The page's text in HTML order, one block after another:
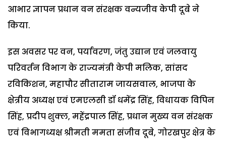
आभार ज्ञापन प्रधान वन संरक्षक वन्यजीव केपी दूबे ने
किया.
इस अवसर पर वन, पर्यावरण, जंतु उद्यान एवं जलवायु
परिवर्तन विभाग के राज्यमंत्री केपी मलिक, सांसद
रविकिशन, महापौर सीताराम जायसवाल, भाजपा के
क्षेत्रीय अध्यक्ष एवं एमएलसी डॉ धमेंद्र सिंह, विधायक विपिन
सिंह, प्रदीप शुक्ल, महेंद्रपाल सिंह, प्रधान मुख्य वन संरक्षक
एवं विभागध्यक्ष श्रीमती ममता संजीव दूबे, गोरखपुर क्षेत्र के